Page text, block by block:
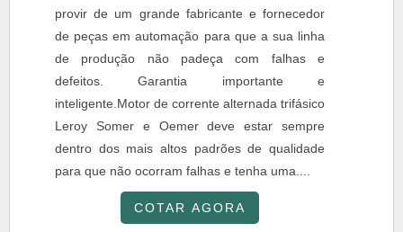
provir de um grande fabricante e fornecedor
de peças em automação para que a sua linha
de produção não padeça com falhas e
defeitos. Garantia importante e
inteligente.Motor de corrente alternada trifásico
Leroy Somer e Oemer deve estar sempre
dentro dos mais altos padrões de qualidade
para que não ocorram falhas e tenha uma....
COTAR AGORA